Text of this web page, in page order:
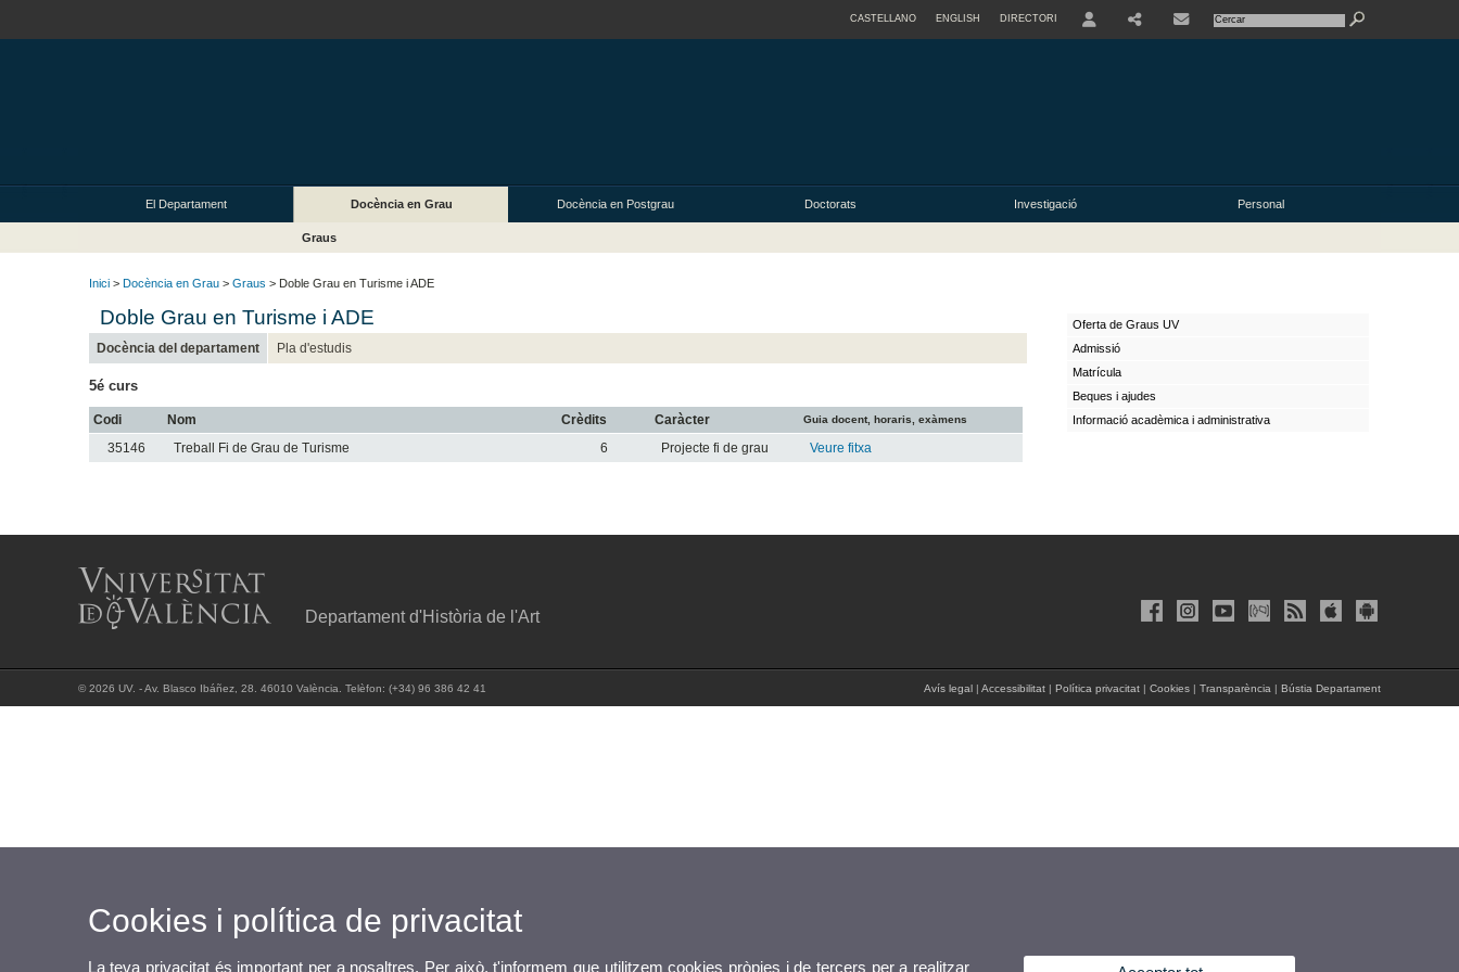
CASTELLANO ENGLISH DIRECTORI
El Departament Docència en Grau Docència en Postgrau Doctorats Investigació Personal
Graus
Inici > Docència en Grau > Graus > Doble Grau en Turisme i ADE
Doble Grau en Turisme i ADE
Docència del departament Pla d'estudis
5é curs
Codi Nom Crèdits Caràcter Guia docent, horaris, exàmens
35146 Treball Fi de Grau de Turisme 6 Projecte fi de grau Veure fitxa
Oferta de Graus UV
Admissió
Matrícula
Beques i ajudes
Informació acadèmica i administrativa
Departament d'Història de l'Art
© 2026 UV. - Av. Blasco Ibáñez, 28. 46010 València. Telèfon: (+34) 96 386 42 41 Avís legal | Accessibilitat | Política privacitat | Cookies | Transparència | Bústia Departament
Cookies i política de privacitat
La teva privacitat és important per a nosaltres. Per això, t'informem que utilitzem cookies pròpies i de tercers per a realitzar